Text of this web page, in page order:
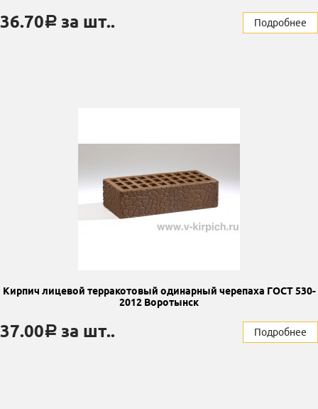
36.70a за шт.. Подробнее
Кирпич лицевой терракотовый одинарный черепаха ГОСТ 530-
2012 Воротынск
37.00a за шт.. Подробнее